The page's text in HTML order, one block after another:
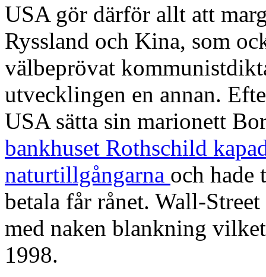
USA gör därför allt att
Ryssland och Kina, som
välbeprövat
utvecklingen en annan.
USA sätta sin marionett
bankhuset Rothschild
naturtillgångarna och hade
betala får rånet. Wall-
med naken blankning
1998.